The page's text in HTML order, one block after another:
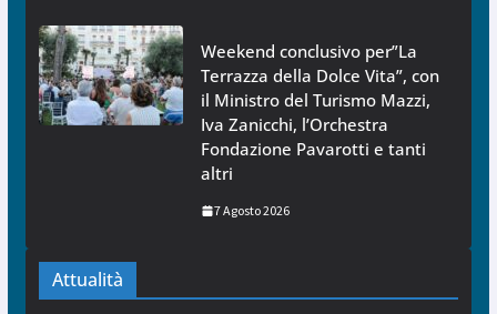
Weekend conclusivo per”La
Terrazza della Dolce Vita”, con
il Ministro del Turismo Mazzi,
Iva Zanicchi, l’Orchestra
Fondazione Pavarotti e tanti
altri
7 Agosto 2026
Attualità